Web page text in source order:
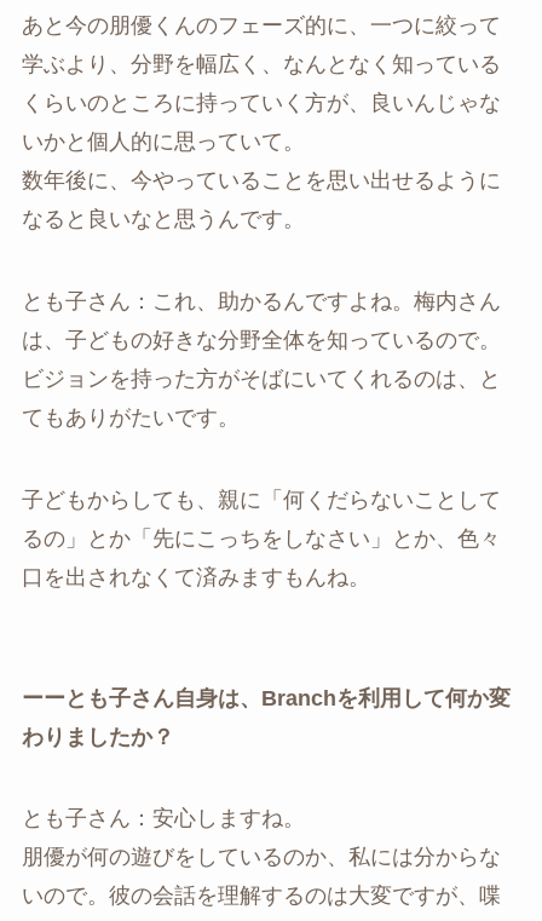
あと今の朋優くんのフェーズ的に、一つに絞って
学ぶより、分野を幅広く、なんとなく知っている
くらいのところに持っていく方が、良いんじゃな
いかと個人的に思っていて。
数年後に、今やっていることを思い出せるように
なると良いなと思うんです。
とも子さん：これ、助かるんですよね。梅内さん
は、子どもの好きな分野全体を知っているので。
ビジョンを持った方がそばにいてくれるのは、と
てもありがたいです。
子どもからしても、親に「何くだらないことして
るの」とか「先にこっちをしなさい」とか、色々
口を出されなくて済みますもんね。
ーーとも子さん自身は、Branchを利用して何か変
わりましたか？
とも子さん：安心しますね。
朋優が何の遊びをしているのか、私には分からな
いので。彼の会話を理解するのは大変ですが、喋